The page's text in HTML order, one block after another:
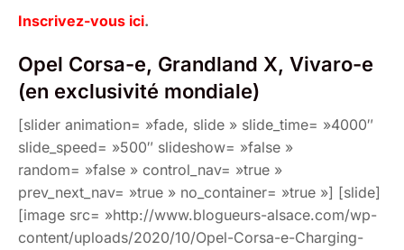
Inscrivez-vous ici.
Opel Corsa-e, Grandland X, Vivaro-e
(en exclusivité mondiale)
[slider animation= »fade, slide » slide_time= »4000″
slide_speed= »500″ slideshow= »false »
random= »false » control_nav= »true »
prev_next_nav= »true » no_container= »true »] [slide]
[image src= »http://www.blogueurs-alsace.com/wp-
content/uploads/2020/10/Opel-Corsa-e-Charging-